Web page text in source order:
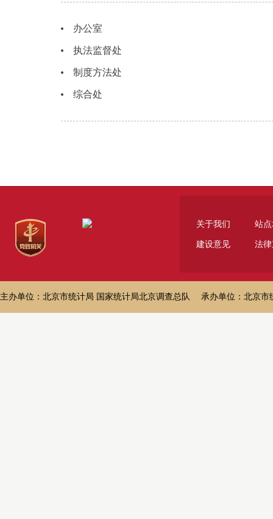
办公室
执法监督处
制度方法处
综合处
关于我们 站
建设意见 法
主办单位：北京市统计局 国家统计局北京调查总队 承办单位：北京市